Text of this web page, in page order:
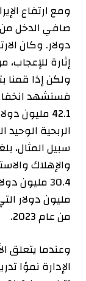
ومع ارتفاع
دولار. وكان
ولكن إذا قمنا
42.1
الربحية
سبيل المثال،
والإهلاك
مليون دولار
من عام 2023.
الإدارة نموًا